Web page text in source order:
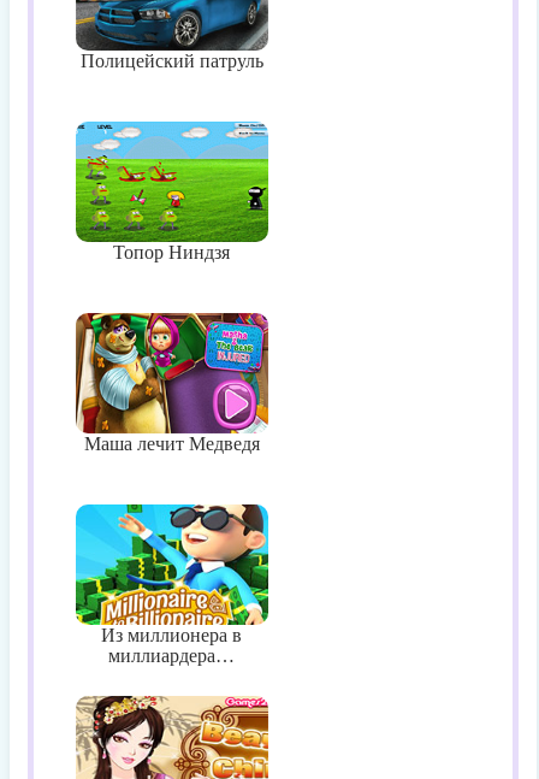
Полицейский патруль
Топор Ниндзя
Маша лечит Медведя
Из миллионера в
миллиардера…